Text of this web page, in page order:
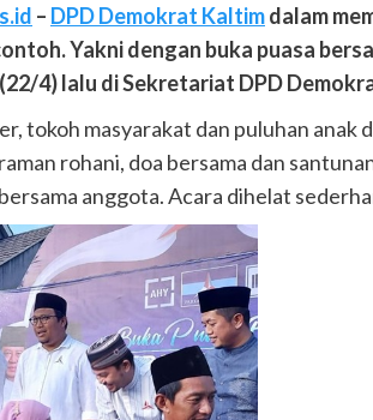
– DPD Demokrat Kaltimdalam
Yakni dengan buka puasa
4) lalu di Sekretariat DPD
tokoh masyarakat dan puluhan anak
rohani, doa bersama dan
anggota. Acara dihelat